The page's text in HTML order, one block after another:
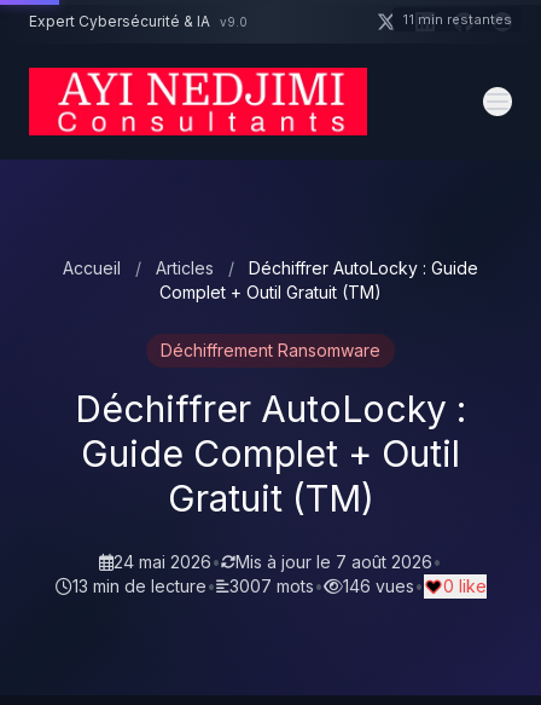
Aller au contenu principal
Expert Cybersécurité & IA v9.0
Accueil / Articles /
Déchiffrer AutoLocky : Guide
Complet + Outil Gratuit (TM)
Déchiffrement Ransomware
Déchiffrer AutoLocky :
Guide Complet + Outil
Gratuit (TM)
24 mai 2026• Mis à jour le 7 août 2026•
13 min de lecture• 3007 mots• 146 vues• 0 like
Un projet cybersécurité ? 11 min restantes